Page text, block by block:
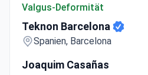
Valgus-Deformität
Teknon Barcelona
Spanien, Barcelona
Joaquim Casañas